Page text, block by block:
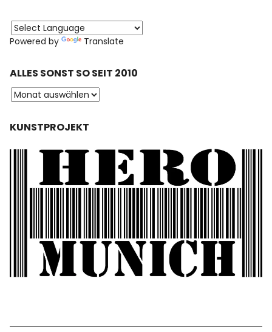
Powered by Translate
ALLES SONST SO SEIT 2010
KUNSTPROJEKT